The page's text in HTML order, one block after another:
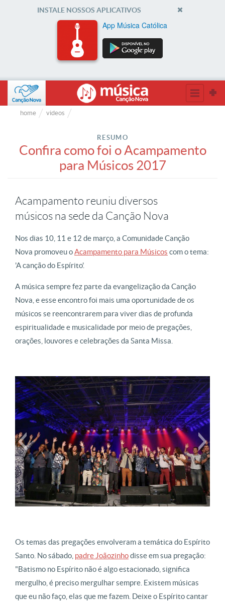
INSTALE NOSSOS APLICATIVOS
App Música Católica
home videos
RESUMO
Confira como foi o Acampamento
para Músicos 2017
Acampamento reuniu diversos
músicos na sede da Canção Nova
Nos dias 10, 11 e 12 de março, a Comunidade Canção
Nova promoveu oAcampamento para Músicos com o tema:
'A canção do Espírito'.
A música sempre fez parte da evangelização da Canção
Nova, e esse encontro foi mais uma oportunidade de os
músicos se reencontrarem para viver dias de profunda
espiritualidade e musicalidade por meio de pregações,
orações, louvores e celebrações da Santa Missa.
Os temas das pregações envolveram a temática do Espírito
Santo. No sábado, padre Joãozinhodisse em sua pregação:
"Batismo no Espírito não é algo estacionado, significa
mergulho, é preciso mergulhar sempre. Existem músicas
que eu não faço, elas que me fazem. Deixe o Espírito cantar